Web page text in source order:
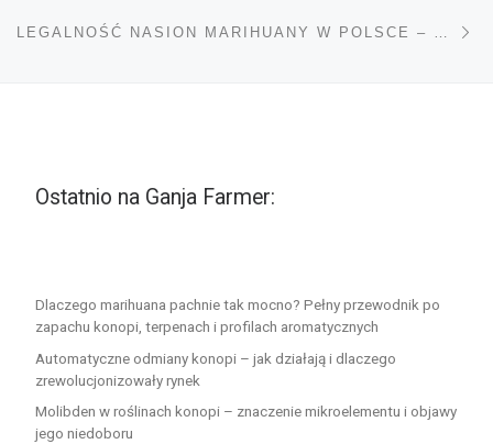
Ostatnio na Ganja Farmer:
Dlaczego marihuana pachnie tak mocno? Pełny przewodnik po
zapachu konopi, terpenach i profilach aromatycznych
Automatyczne odmiany konopi – jak działają i dlaczego
zrewolucjonizowały rynek
Molibden w roślinach konopi – znaczenie mikroelementu i objawy
jego niedoboru